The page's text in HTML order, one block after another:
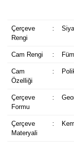
Çerçeve
Rengi
:
Cam Rengi :
Cam
Özelliği
:
Çerçeve
Formu
:
Çerçeve
Materyali
: